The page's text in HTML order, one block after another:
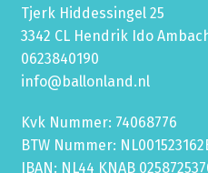
Tjerk Hiddessingel 25
3342 CL Hendrik Ido
0623840190
info@ballonland.nl
Kvk Nummer: 74068776
BTW Nummer:
IBAN: NL44 KNAB